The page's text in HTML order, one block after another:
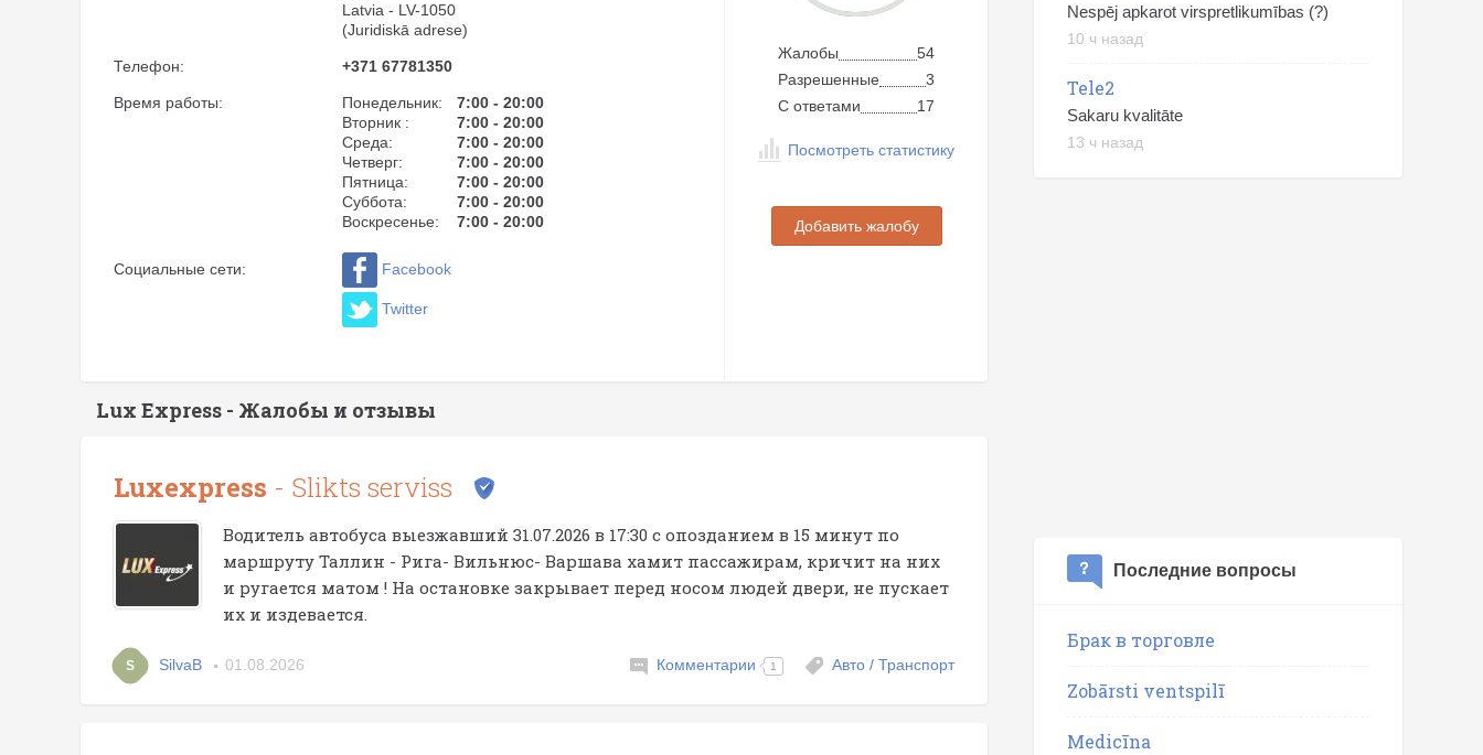
Latvia - LV-1050
(Juridiskā adrese)
Телефон: +371 67781350
Время работы: Понедельник:
7:00 - 20:00
Вторник :
7:00 - 20:00
Среда:
7:00 - 20:00
Четверг:
7:00 - 20:00
Пятница:
7:00 - 20:00
Суббота:
7:00 - 20:00
Воскресенье:
7:00 - 20:00
Социальные сети: Facebook
Twitter
Жалобы
54
Разрешенные
3
C ответами
17
Посмотреть статистику
Добавить жалобу
Lux Express - Жалобы и отзывы
Luxexpress - Slikts serviss
Водитель автобуса выезжавший 31.07.2026 в 17:30 с опозданием в 15 минут по
маршруту Таллин - Рига- Вильнюс- Варшава хамит пассажирам, кричит на них
и ругается матом ! На остановке закрывает перед носом людей двери, не пускает
их и издевается.
S SilvaB 01.08.2026 Комментарии 1 Авто / Транспорт
Nespēj apkarot virspretlikumības (?)
10 ч назад
Tele2
Sakaru kvalitāte
13 ч назад
Последние вопросы
Брак в торговле
Zobārsti ventspilī
Medicīna